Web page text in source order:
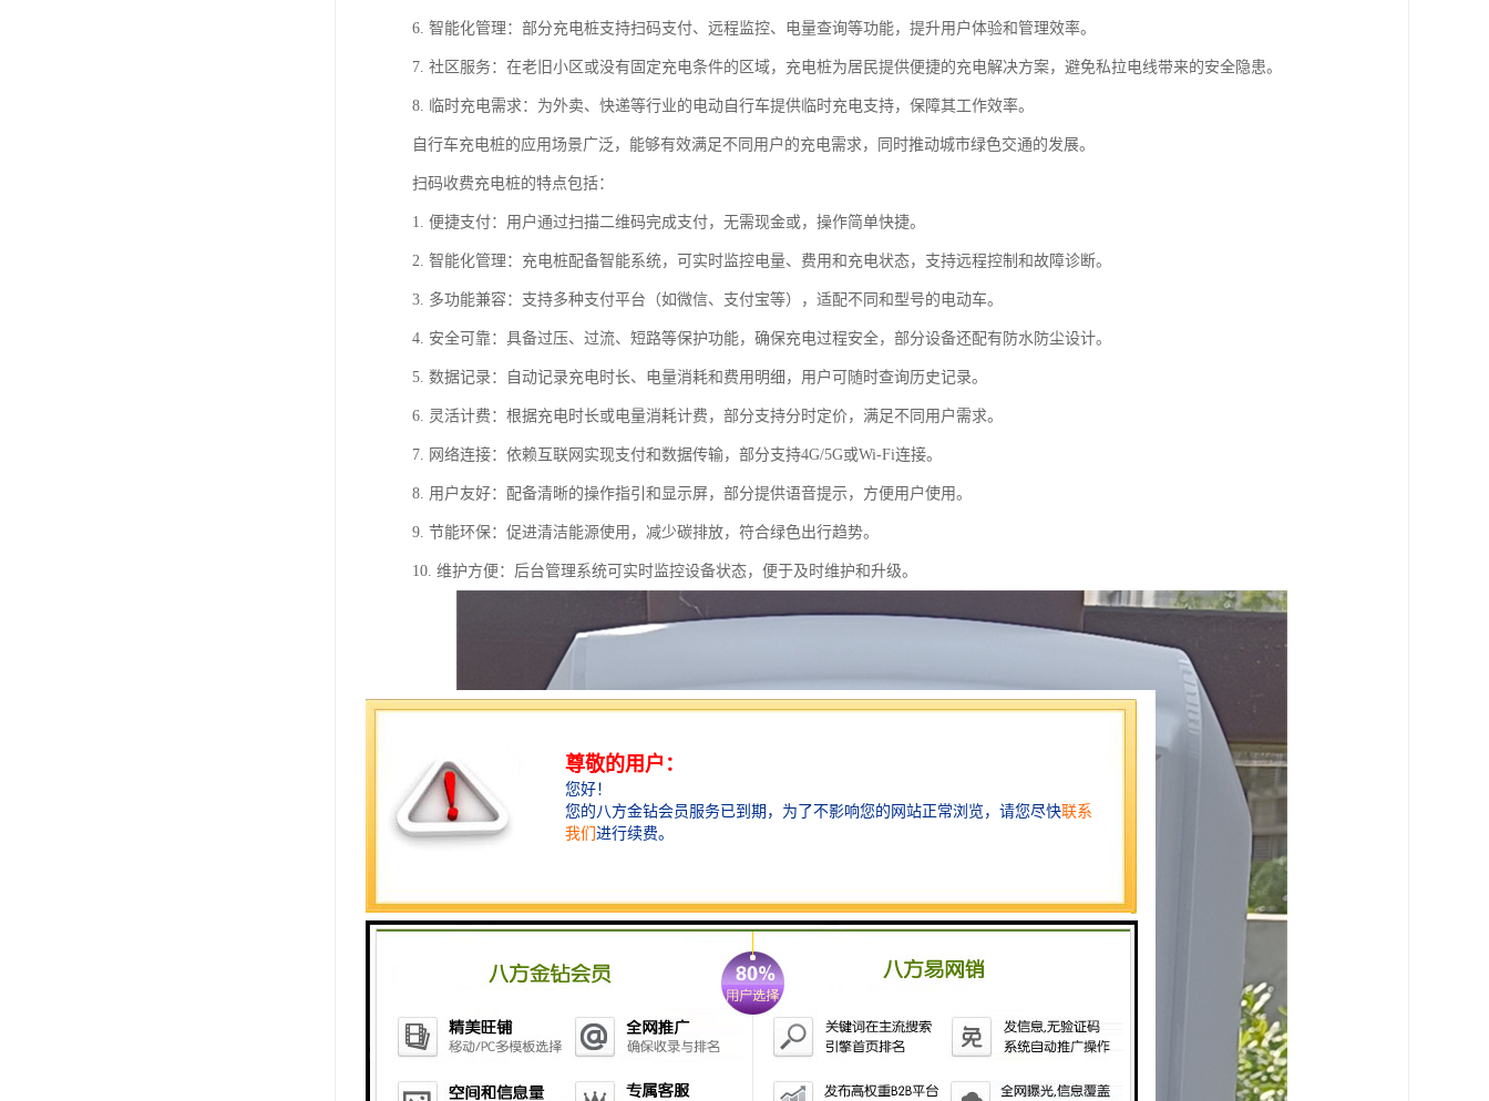
6. 智能化管理：部分充电桩支持扫码支付、远程监控、电量查询等功能，提升用户体验和管理效率。
7. 社区服务：在老旧小区或没有固定充电条件的区域，充电桩为居民提供便捷的充电解决方案，避免私拉电线带来的安全隐患。
8. 临时充电需求：为外卖、快递等行业的电动自行车提供临时充电支持，保障其工作效率。
自行车充电桩的应用场景广泛，能够有效满足不同用户的充电需求，同时推动城市绿色交通的发展。
扫码收费充电桩的特点包括：
1. 便捷支付：用户通过扫描二维码完成支付，无需现金或，操作简单快捷。
2. 智能化管理：充电桩配备智能系统，可实时监控电量、费用和充电状态，支持远程控制和故障诊断。
3. 多功能兼容：支持多种支付平台（如微信、支付宝等），适配不同和型号的电动车。
4. 安全可靠：具备过压、过流、短路等保护功能，确保充电过程安全，部分设备还配有防水防尘设计。
5. 数据记录：自动记录充电时长、电量消耗和费用明细，用户可随时查询历史记录。
6. 灵活计费：根据充电时长或电量消耗计费，部分支持分时定价，满足不同用户需求。
7. 网络连接：依赖互联网实现支付和数据传输，部分支持4G/5G或Wi-Fi连接。
8. 用户友好：配备清晰的操作指引和显示屏，部分提供语音提示，方便用户使用。
9. 节能环保：促进清洁能源使用，减少碳排放，符合绿色出行趋势。
10. 维护方便：后台管理系统可实时监控设备状态，便于及时维护和升级。